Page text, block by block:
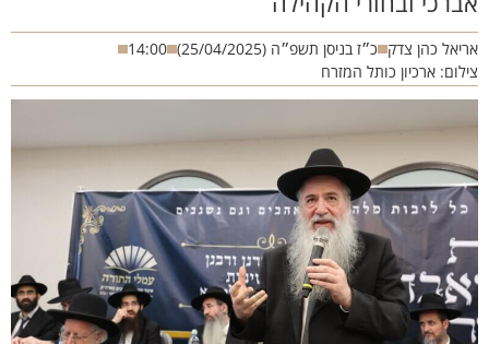
כהן צדק כ״ז בניסן תשפ״ה (25/04/2025)
14:00
ארכיון כותל המזרח